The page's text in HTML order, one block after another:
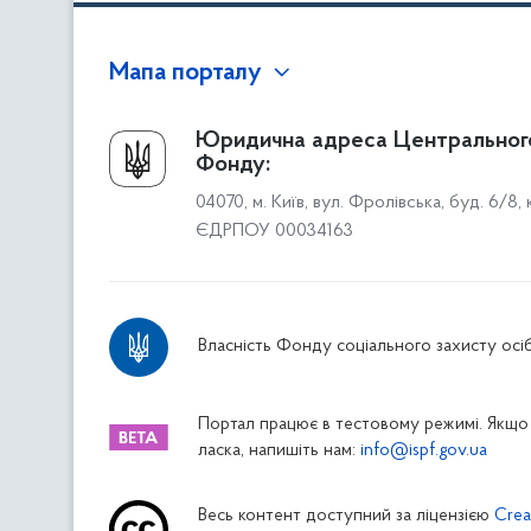
Мапа порталу
Про Фонд
Керівництво
Структура Фонду
Територіальні відділення
Дніпропетровське відділення
Житомирське відділення
Закарпатське відділення
Запорізьке відділення
Юридична адреса
Фонду:
04070, м. Київ, вул. Фролівська, буд. 6/8,
ЄДРПОУ 00034163
Власність Фонду соціального захисту осіб
Портал працює в тестовому режимі. Якщо
ласка, напишіть нам: info@ispf.gov.ua
Весь контент доступний за ліцензією